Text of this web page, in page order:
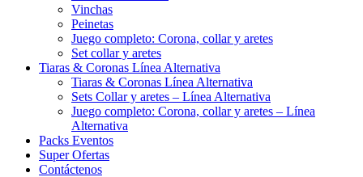
Vinchas
Peinetas
Juego completo: Corona, collar y aretes
Set collar y aretes
Tiaras & Coronas Línea Alternativa
Tiaras & Coronas Línea Alternativa
Sets Collar y aretes – Línea Alternativa
Juego completo: Corona, collar y aretes – Línea
Alternativa
Packs Eventos
Super Ofertas
Contáctenos